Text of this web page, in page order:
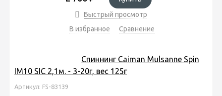
Быстрый просмотр
В избранное
Сравнение
Спиннинг Caiman Mulsanne Spin
IM10 SIC 2,1м. - 3-20г, вес 125г
Артикул: FS-83139